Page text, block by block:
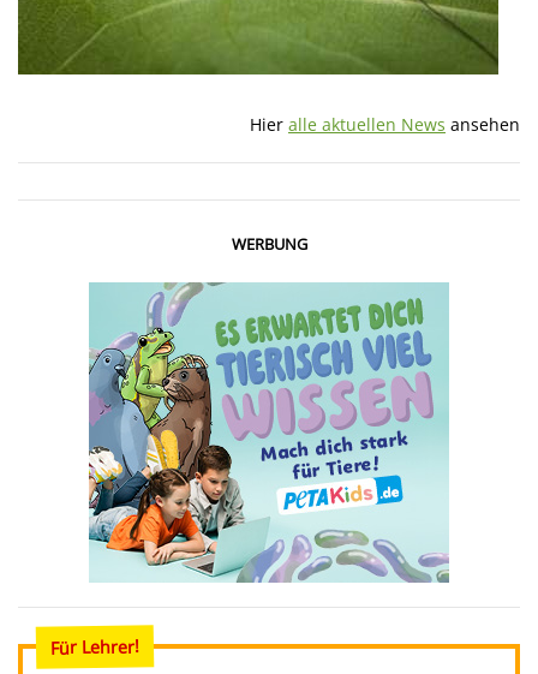
Hier alle aktuellen News ansehen
WERBUNG
Für Lehrer!